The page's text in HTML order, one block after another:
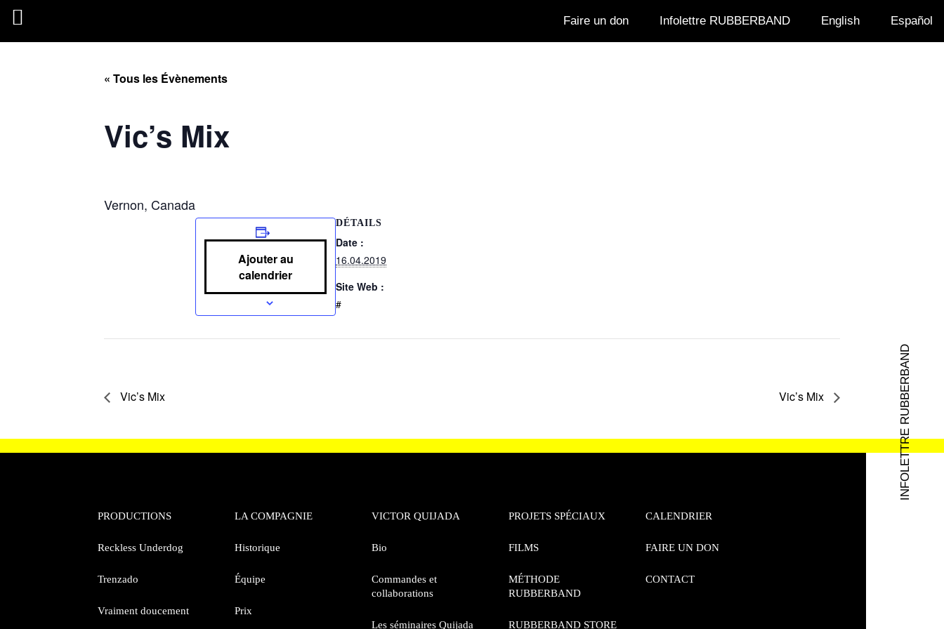
Faire un don Infolettre RUBBERBAND English Español
« Tous les Évènements
Vic’s Mix
Vernon, Canada
Ajouter au
calendrier
DÉTAILS
Date :
16.04.2019
Site Web :
#
Vic’s Mix Vic’s Mix
PRODUCTIONS
Reckless Underdog
Trenzado
Vraiment doucement
LA COMPAGNIE
Historique
Équipe
Prix
VICTOR QUIJADA
Bio
Commandes et
collaborations
Les séminaires Quijada
PROJETS SPÉCIAUX
FILMS
MÉTHODE
RUBBERBAND
RUBBERBAND STORE
CALENDRIER
FAIRE UN DON
CONTACT
INFOLETTRE RUBBERBAND